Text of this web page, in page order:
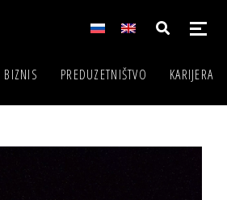
BIZNIS PREDUZETNIŠTVO KARIJERA